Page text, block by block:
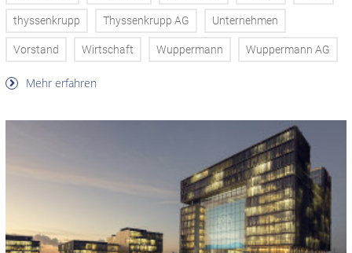
thyssenkrupp Thyssenkrupp AG Unternehmen
Vorstand Wirtschaft Wuppermann Wuppermann AG
Mehr erfahren